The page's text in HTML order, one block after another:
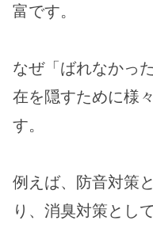
富です。
なぜ「ばれなかっ
在を隠すために様
す。
例えば、防音対策
り、消臭対策とし